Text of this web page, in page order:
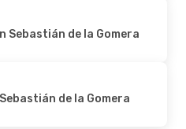
Sebastián de la Gomera
de la Gomera